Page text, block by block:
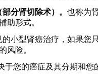
分肾切除术）。 也称为
助形式。
小型肾癌治疗，如果您
风险。
于您的癌症及其分期和您